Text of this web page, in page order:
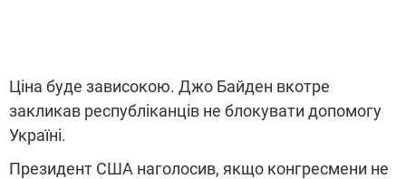
Ціна буде зависокою. Джо Байден вкотре
закликав республіканців не блокувати допомогу
Україні.
Президент США наголосив, якщо конгресмени не